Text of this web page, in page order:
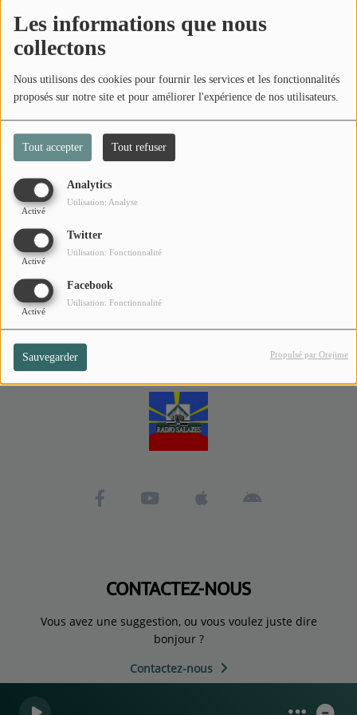
Les informations que nous
collectons
Nous utilisons des cookies pour fournir les services et les fonctionnalités
proposés sur notre site et pour améliorer l'expérience de nos utilisateurs.
Tout accepter Tout refuser
Analytics
Activé
Utilisation: Analyse
Twitter
Activé
Utilisation: Fonctionnalité
Facebook
Activé
Utilisation: Fonctionnalité
Sauvegarder Propulsé par Orejime
Retrouvez ici les tendances météo de la semaine.
La météo à Salazie
Commentaires(0)
CONTACTEZ-NOUS
Vous avez une suggestion, ou vous voulez juste dire
bonjour ?
Contactez-nous